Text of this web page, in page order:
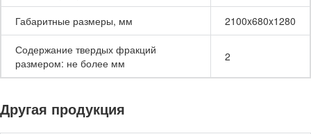
Габаритные размеры, мм 2100x680x1280
Содержание твердых фракций
размером: не более мм
2
Другая продукция